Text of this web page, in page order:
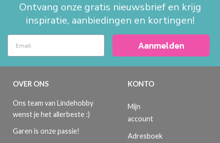
Ontvang onze gratis nieuwsbrief en krijg
inspiratie, aanbiedingen en kortingen!
Aanmelden
OVER ONS
Ons team van Lindehobby
wenst je het allerbeste :)
Garen is onze passie!
KONTO
Mijn
account
Adresboek